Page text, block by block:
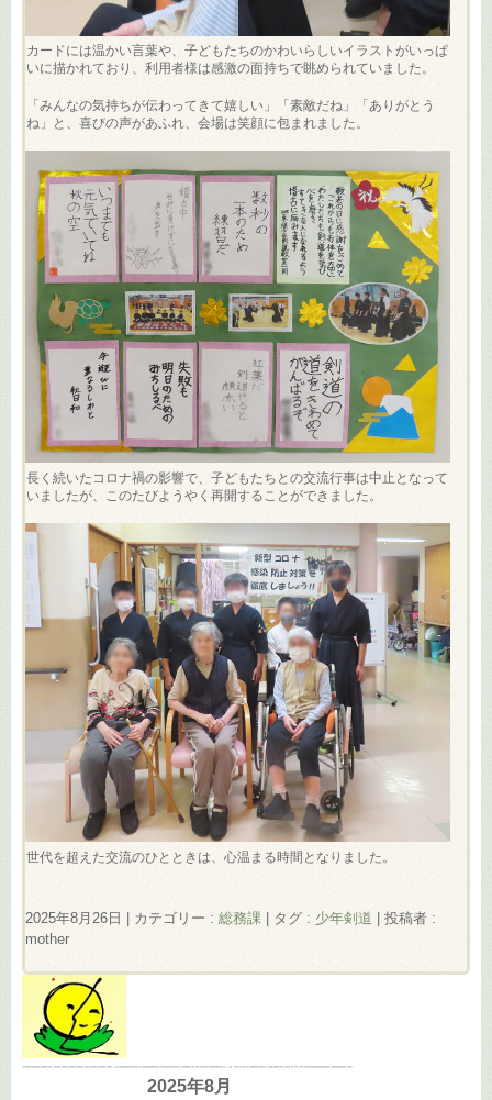
カードには温かい言葉や、子どもたちのかわいらしいイラストがいっぱ
いに描かれており、利用者様は感激の面持ちで眺められていました。
「みんなの気持ちが伝わってきて嬉しい」「素敵だね」「ありがとう
ね」と、喜びの声があふれ、会場は笑顔に包まれました。
長く続いたコロナ禍の影響で、子どもたちとの交流行事は中止となって
いましたが、このたびようやく再開することができました。
世代を超えた交流のひとときは、心温まる時間となりました。
2025年8月26日 カテゴリー : 総務課 タグ : 少年剣道
投稿者 :
mother
2025年8月